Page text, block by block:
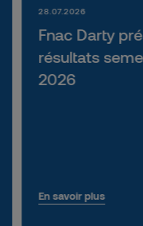
Fnac Darty
résultats
2026
28.07.2026
En savoir plus